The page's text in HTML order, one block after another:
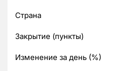
Страна
Закрытие (пункты)
Изменение за день (%)